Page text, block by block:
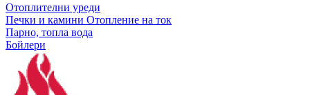
Отоплителни уреди
Печки и камини Отопление на ток
Парно, топла вода
Бойлери